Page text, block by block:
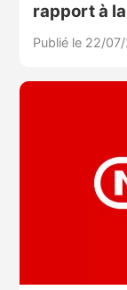
rapport à
Publié le 22/